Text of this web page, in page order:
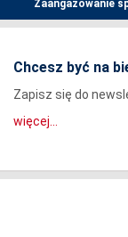
Zaangażowanie
Chcesz być na
Zapisz się do
więcej...